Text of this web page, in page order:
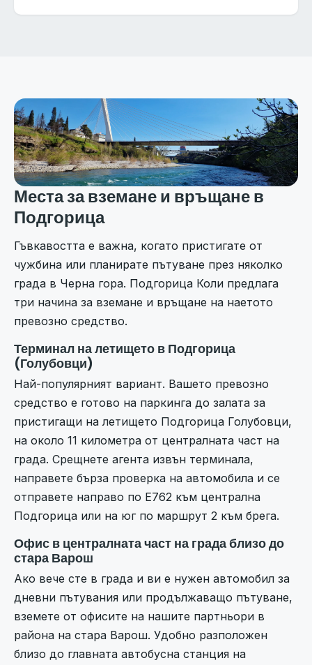
Места за вземане и връщане в
Подгорица
Гъвкавостта е важна, когато пристигате от
чужбина или планирате пътуване през няколко
града в Черна гора. Подгорица Коли предлага
три начина за вземане и връщане на наетото
превозно средство.
Терминал на летището в Подгорица
(Голубовци)
Най-популярният вариант. Вашето превозно
средство е готово на паркинга до залата за
пристигащи на летището Подгорица Голубовци,
на около 11 километра от централната част на
града. Срещнете агента извън терминала,
направете бърза проверка на автомобила и се
отправете направо по E762 към централна
Подгорица или на юг по маршрут 2 към брега.
Офис в централната част на града близо до
стара Варош
Ако вече сте в града и ви е нужен автомобил за
дневни пътувания или продължаващо пътуване,
вземете от офисите на нашите партньори в
района на стара Варош. Удобно разположен
близо до главната автобусна станция на